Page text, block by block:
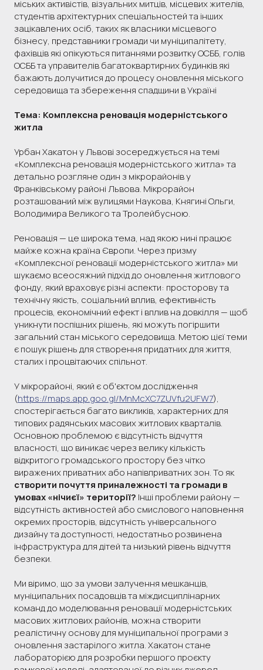
міських активістів, візуальних митців, місцевих жителів,
студентів архітектурних спеціальностей та інших
зацікавлених осіб, таких як власники місцевого
бізнесу, представники громади чи муніципалітету,
фахівців які опікуються питаннями розвитку ОСББ, голів
ОСББ та управителів багатоквартирних будинків які
бажають долучитися до процесу оновлення міського
середовища та збереження спадщини в Україні
Тема: Комплексна реновація модерністського
житла
Урбан Хакатон у Львові зосереджується на темі
«Комплексна реновація модерністського житла» та
детально розгляне один з мікрорайонів у
Франківському районі Львова. Мікрорайон
розташований між вулицями Наукова, Княгині Ольги,
Володимира Великого та Тролейбусною.
Реновація — це широка тема, над якою нині працює
майже кожна країна Європи. Через призму
«Комплексної реновації модерністського житла» ми
шукаємо всеосяжний підхід до оновлення житлового
фонду, який враховує різні аспекти: просторову та
технічну якість, соціальний вплив, ефективність
процесів, економічний ефект і вплив на довкілля — щоб
уникнути поспішних рішень, які можуть погіршити
загальний стан міського середовища. Метою цієї теми
є пошук рішень для створення придатних для життя,
сталих і процвітаючих спільнот.
У мікрорайоні, який є об'єктом дослідження
(https://maps.app.goo.gl/MnMcXC7ZUVfu2UFW7),
спостерігається багато викликів, характерних для
типових радянських масових житлових кварталів.
Основною проблемою є відсутність відчуття
власності, що виникає через велику кількість
відкритого громадського простору без чітко
виражених приватних або напівприватних зон. То як
створити почуття приналежності та громади в
умовах «нічиєї» території? Інші проблеми району —
відсутність активностей або смислового наповнення
окремих просторів, відсутність універсального
дизайну та доступності, недостатньо розвинена
інфраструктура для дітей та низький рівень відчуття
безпеки.
Ми віримо, що за умови залучення мешканців,
муніципальних посадовців та міждисциплінарних
команд до моделювання реновації модерністських
масових житлових районів, можна створити
реалістичну основу для муніципальної програми з
оновлення застарілого житла. Хакатон стане
лабораторією для розробки першого проєкту